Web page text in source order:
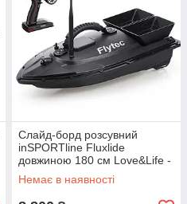
Слайд-борд розсувний
inSPORTline Fluxlide
довжиною 180 см Love&Life -
online-multimarket-
Немає в наявності